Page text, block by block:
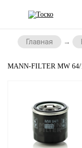
Главная
MANN-FILTER MW 64/